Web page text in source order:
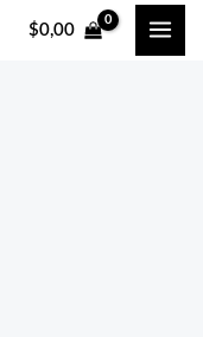
$0,00